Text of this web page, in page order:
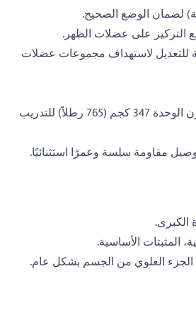
التركيز على عضلات الظهر.
للتعديل لاستهداف مجموعات عضلات
إطار أنبوبي من الفولاذ المقوى: تم تشطيبه بطبقة رذاذ إلكتروستاتية، وهو مقاوم للتآكل والعرق والتآكل. تزن الوحدة 347 كجم (765 رطلاً) للتدريب
الكبرى.
المثبتات الأساسية.
الجزء العلوي من الجسم بشكل عام.